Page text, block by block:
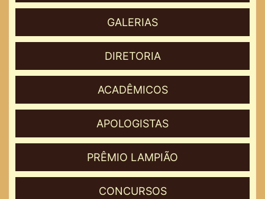
GALERIAS
DIRETORIA
ACADÊMICOS
APOLOGISTAS
PRÊMIO LAMPIÃO
CONCURSOS